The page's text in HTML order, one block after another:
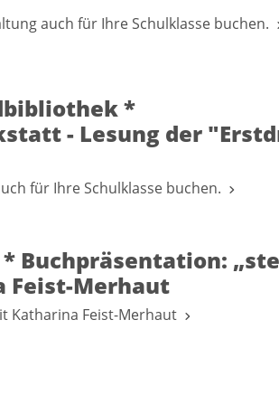
auch für Ihre Schulklasse buchen.
*
- Lesung der
für Ihre Schulklasse buchen.
Buchpräsentation:
Feist-Merhaut
Katharina Feist-Merhaut